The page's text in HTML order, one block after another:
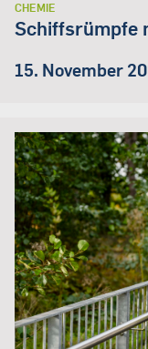
CHEMIE
Schiffsrümpfe
15. November